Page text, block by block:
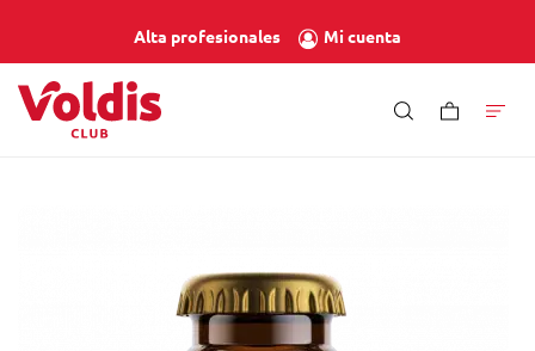
Alta profesionales Mi cuenta